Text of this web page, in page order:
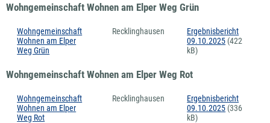
Wohngemeinschaft Wohnen am Elper Weg Grün
Wohngemeinschaft
Wohnen am Elper
Weg Grün
Recklinghausen
Ergebnisbericht
09.10.2025 (422
kB)
Wohngemeinschaft Wohnen am Elper Weg Rot
Wohngemeinschaft
Wohnen am Elper
Weg Rot
Recklinghausen
Ergebnisbericht
09.10.2025 (336
kB)